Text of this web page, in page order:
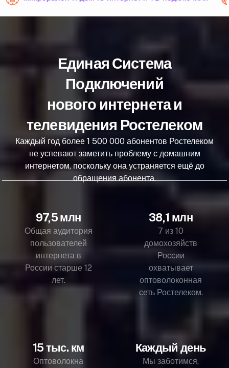
Единая Система
Подключений
нового интернета и
телевидения Ростелеком
Каждый год более 1 500 000 абонентов Ростелеком
не успевают заметить проблему с домашним
интернетом, поскольку она устраняется ещё до
обращения абонента.
97,5 млн
Общая аудитория
пользователей
интернета в
России старше 12
лет.
38,1 млн
7 из 10
домохозяйств
России
охватывает
оптоволоконная
сеть Ростелеком.
15 тыс. км
Оптоволокна
Каждый день
Мы заботимся,